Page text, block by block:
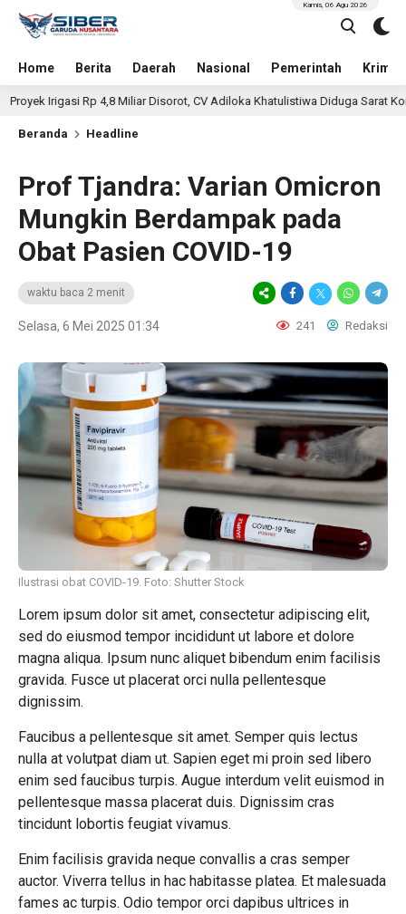
Home Berita Daerah Nasional Pemerintah
Kamis, 06 Agu 2026
Rp 4,8 Miliar Disorot, CV Adiloka Khatulistiwa Diduga Sarat Korupsi
Beranda Headline
Prof Tjandra: Varian Omicron
Mungkin Berdampak pada
Obat Pasien COVID-19
waktu baca 2 menit
Selasa, 6 Mei 2025 01:34 241 Redaksi
Ilustrasi obat COVID-19. Foto: Shutter Stock
Lorem ipsum dolor sit amet, consectetur adipiscing elit,
sed do eiusmod tempor incididunt ut labore et dolore
magna aliqua. Ipsum nunc aliquet bibendum enim facilisis
gravida. Fusce ut placerat orci nulla pellentesque
dignissim.
Faucibus a pellentesque sit amet. Semper quis lectus
nulla at volutpat diam ut. Sapien eget mi proin sed libero
enim sed faucibus turpis. Augue interdum velit euismod in
pellentesque massa placerat duis. Dignissim cras
tincidunt lobortis feugiat vivamus.
Enim facilisis gravida neque convallis a cras semper
auctor. Viverra tellus in hac habitasse platea. Et malesuada
fames ac turpis. Odio tempor orci dapibus ultrices in